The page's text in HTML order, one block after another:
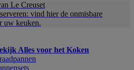
Le Creuset
vind hier de onmisbare
uw keuken.
Alles voor het Koken